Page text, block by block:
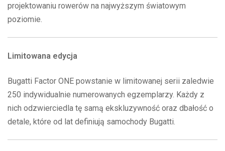
projektowaniu rowerów na najwyższym światowym
poziomie.
Limitowana edycja
Bugatti Factor ONE powstanie w limitowanej serii zaledwie
250 indywidualnie numerowanych egzemplarzy. Każdy z
nich odzwierciedla tę samą ekskluzywność oraz dbałość o
detale, które od lat definiują samochody Bugatti.